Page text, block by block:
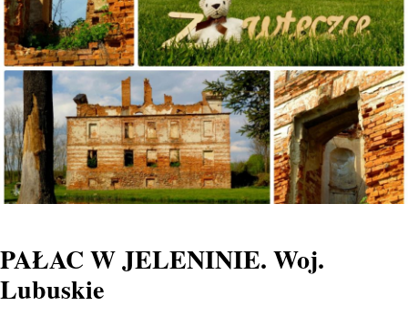
PAŁAC W JELENINIE. Woj.
Lubuskie